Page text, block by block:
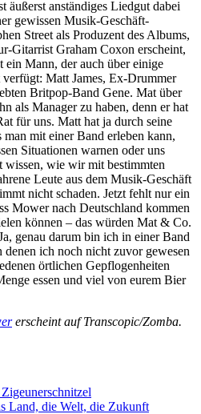
äußerst anständiges Liedgut dabei
gewissen Musik-Geschäft-
Street als Produzent des Albums,
Gitarrist Graham Coxon erscheint,
Mann, der auch über einige
Matt James, Ex-Drummer
Britpop-Band Gene. Mat über
als Manager zu haben, denn er hat
für uns. Matt hat ja durch seine
mit einer Band erleben kann,
Situationen warnen oder uns
wie wir mit bestimmten
Leute aus dem Musik-Geschäft
nicht schaden. Jetzt fehlt nur ein
Mower nach Deutschland kommen
können – das würden Mat & Co.
genau darum bin ich in einer Band
denen ich noch nicht zuvor gewesen
örtlichen Gepflogenheiten
essen und viel von eurem Bier
erscheint auf Transcopic/Zomba.
Land, die Welt, die Zukunft